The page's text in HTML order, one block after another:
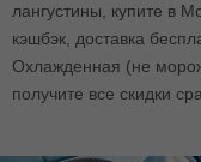
лангустины, купите в
кэшбэк, доставка
Охлажденная (не
получите все скидки